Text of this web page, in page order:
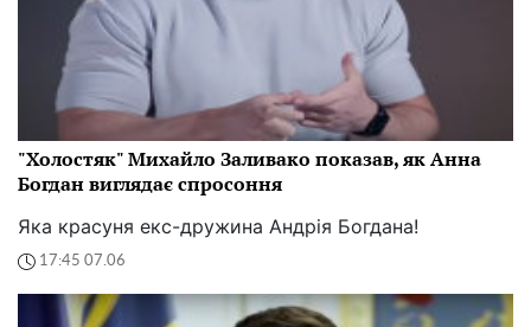
"Холостяк" Михайло Заливако показав, як Анна
Богдан виглядає спросоння
Яка красуня екс-дружина Андрія Богдана!
17:45 07.06